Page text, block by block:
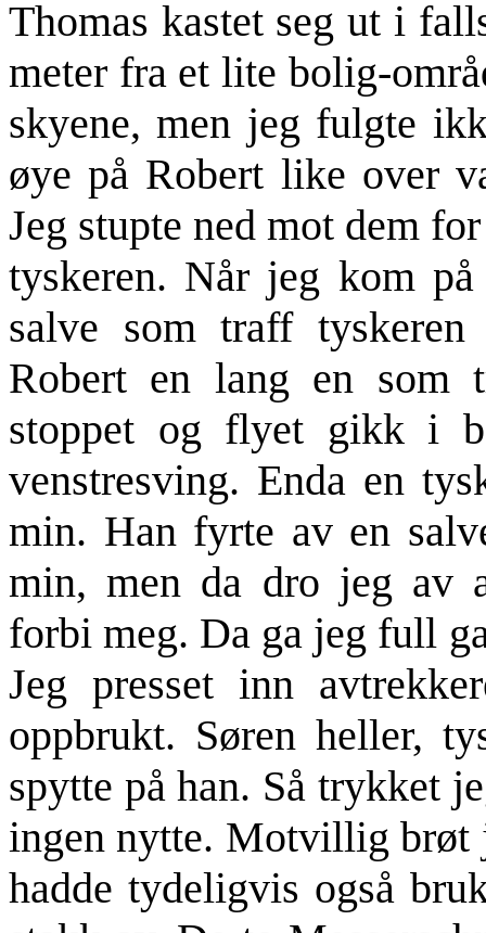
Thomas kastet seg ut i
meter fra et lite bolig-
skyene, men jeg fulgte
øye på Robert like over
Jeg stupte ned mot dem
tyskeren. Når jeg kom
salve som traff
Robert en lang en som
stoppet og flyet gikk i
venstresving. Enda en
min. Han fyrte av en
min, men da dro jeg av
forbi meg. Da ga jeg full
Jeg presset inn
oppbrukt. Søren heller,
spytte på han. Så trykket
ingen nytte. Motvillig brøt
hadde tydeligvis også